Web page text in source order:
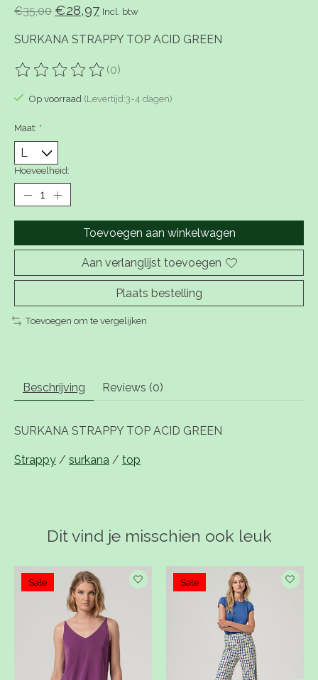
€35,00 €28,97 Incl. btw
SURKANA STRAPPY TOP ACID GREEN
De beoordeling van dit product is
(0)
Op voorraad (Levertijd:3-4 dagen)
Maat: *
Hoeveelheid:
Toevoegen aan winkelwagen
Aan verlanglijst toevoegen
Plaats bestelling
Toevoegen om te vergelijken
Beschrijving Reviews (0)
SURKANA STRAPPY TOP ACID GREEN
Strappy / surkana / top
Dit vind je misschien ook leuk
Items van productcarrousel
Sale Sale